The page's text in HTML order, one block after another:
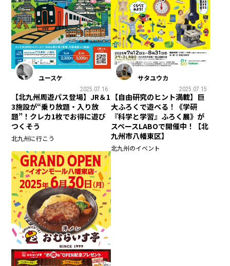
ユースケ
2025.07.16
【北九州周遊パス登場】JR＆1
3施設が“乗り放題・入り放
題”！クレカ1枚でお得に遊び
つくそう
北九州に行こう
サタユウカ
2025.07.15
【自由研究のヒント満載】巨
大ふろくで遊べる！《学研
『科学と学習』ふろく展》が
スペースLABOで開催中！【北
九州市八幡東区】
北九州のイベント